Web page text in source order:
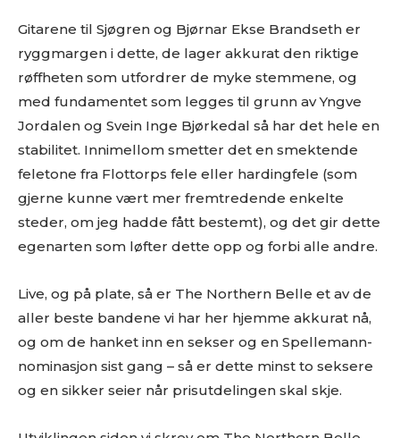
Gitarene til Sjøgren og Bjørnar Ekse Brandseth er
ryggmargen i dette, de lager akkurat den riktige
røffheten som utfordrer de myke stemmene, og
med fundamentet som legges til grunn av Yngve
Jordalen og Svein Inge Bjørkedal så har det hele en
stabilitet. Innimellom smetter det en smektende
feletone fra Flottorps fele eller hardingfele (som
gjerne kunne vært mer fremtredende enkelte
steder, om jeg hadde fått bestemt), og det gir dette
egenarten som løfter dette opp og forbi alle andre.
Live, og på plate, så er The Northern Belle et av de
aller beste bandene vi har her hjemme akkurat nå,
og om de hanket inn en sekser og en Spellemann-
nominasjon sist gang – så er dette minst to seksere
og en sikker seier når prisutdelingen skal skje.